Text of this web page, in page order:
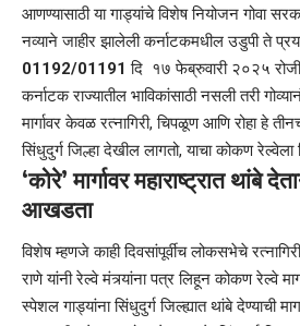
आणण्यासाठी या गाड्यांचे विशेष नियोजन गोवा
नव्याने जाहीर झालेली कर्नाटकमधील उडुपी ते
01192/01191 दि १७ फेब्रुवारी २०२५
कर्नाटक राज्यातील भाविकांसाठी नसली तरी
मार्गावर केवळ रत्नागिरी, चिपळूण आणि रोहा हे
सिंधुदुर्ग जिल्हा देखील लागतो, याचा कोकण
‘कोरे’ मार्गावर महाराष्ट्रात थांबे
आखडता
विशेष म्हणजे काही दिवसांपूर्वीच लोकसभेचे
राणे यांनी रेल्वे मंत्र्यांना पत्र लिहून कोकण रेल्वे
स्पेशल गाड्यांना सिंधुदुर्ग जिल्ह्यात थांबे देण्याची